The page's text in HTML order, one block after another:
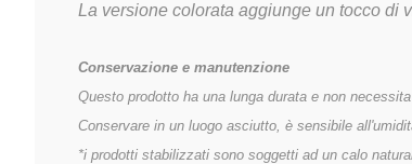
La versione colorata aggiunge un tocco di
Conservazione e manutenzione
Questo prodotto ha una lunga durata e non
Conservare in un luogo asciutto, è sensibile
*i prodotti stabilizzati sono soggetti ad un calo